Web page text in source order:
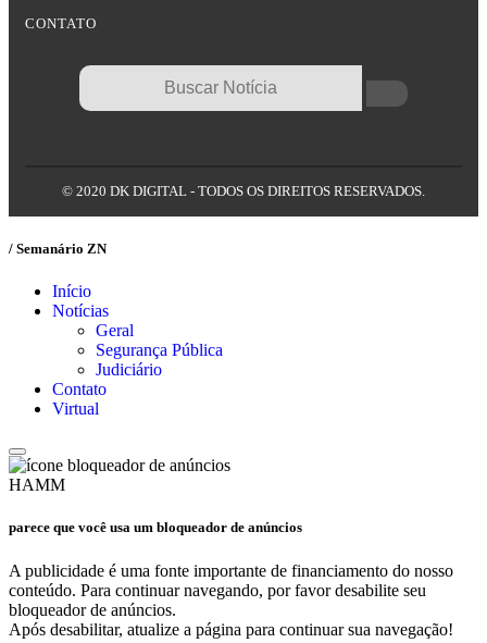
CONTATO
© 2020 DK DIGITAL - TODOS OS DIREITOS RESERVADOS.
/ Semanário ZN
Início
Notícias
Geral
Segurança Pública
Judiciário
Contato
Virtual
HAMM
parece que você usa um bloqueador de anúncios
A publicidade é uma fonte importante de financiamento do nosso
conteúdo. Para continuar navegando, por favor desabilite seu
bloqueador de anúncios.
Após desabilitar, atualize a página para continuar sua navegação!